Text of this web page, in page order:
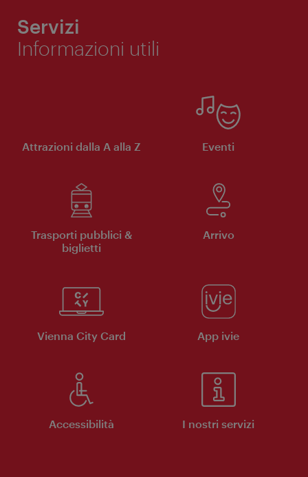
Servizi
Informazioni utili
Attrazioni dalla A alla Z Eventi
Trasporti pubblici &
biglietti
Arrivo
Vienna City Card App ivie
Accessibilità I nostri servizi